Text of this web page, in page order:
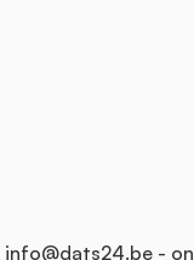
info@dats24.be-